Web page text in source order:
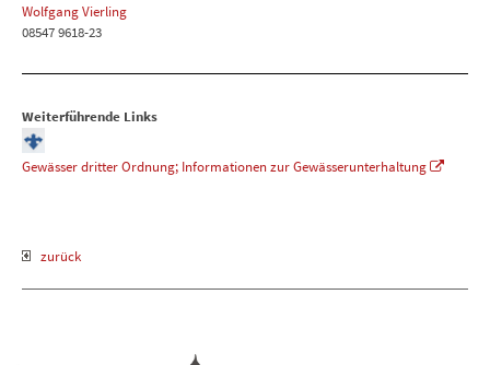
Wolfgang Vierling
08547 9618-23
Weiterführende Links
Gewässer dritter Ordnung; Informationen zur Gewässerunterhaltung
zurück